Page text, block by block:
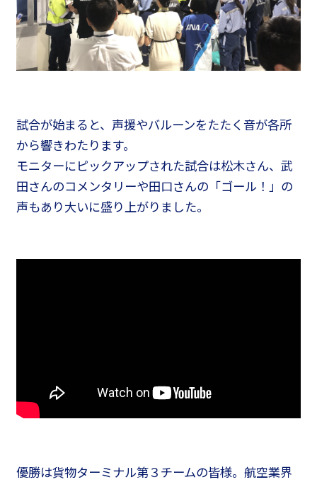
試合が始まると、声援やバルーンをたたく音が各所
から響きわたります。
モニターにピックアップされた試合は松木さん、武
田さんのコメンタリーや田口さんの「ゴール！」の
声もあり大いに盛り上がりました。
優勝は貨物ターミナル第３チームの皆様。航空業界